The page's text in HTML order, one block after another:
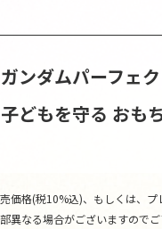
ガンダムパーフェ
子どもを守る おも
格(税10%込)、もしくは、プ
なる場合がございますのでご